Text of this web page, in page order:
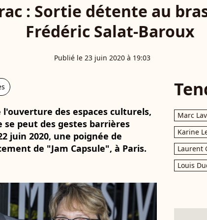
: Sortie détente au
Frédéric Salat-Baroux
Publié le 23 juin 2020 à 19:03
des espaces culturels,
peut des gestes barrières
juin 2020, une poignée de
de "Jam Capsule", à Paris.
Marc
Karine
Laurent
Louis